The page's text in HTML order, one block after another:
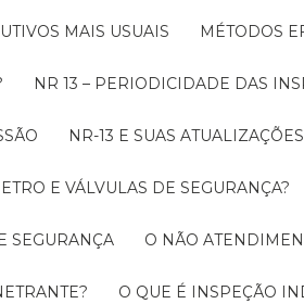
MAIS USUAIS MÉTODOS
NR 13 – PERIODICIDADE DAS
NR-13 E SUAS ATUALIZAÇÕES
E VÁLVULAS DE SEGURANÇA?
SEGURANÇA O NÃO
O QUE É INSPEÇÃO